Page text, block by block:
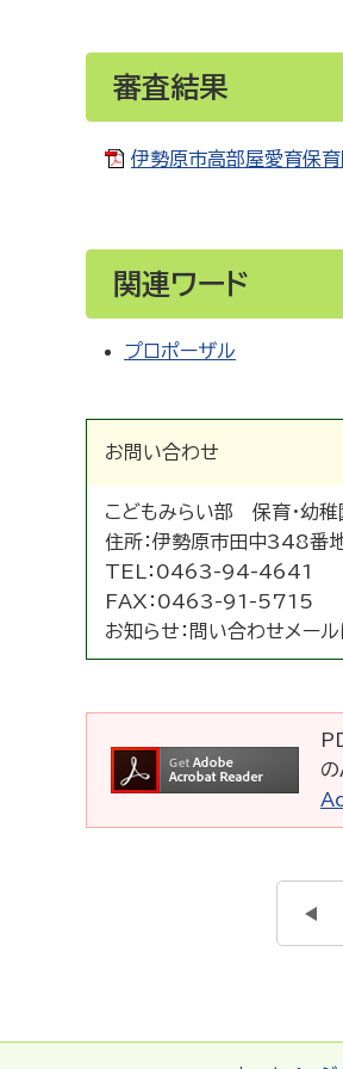
審査結果
伊勢原市高部屋愛育保
関連ワード
プロポーザル
お問い合わせ
こどもみらい部 保育・幼
住所：伊勢原市田中348番
TEL： 0463-94-4641
FAX： 0463-91-5715
お知らせ： 問い合わせメー